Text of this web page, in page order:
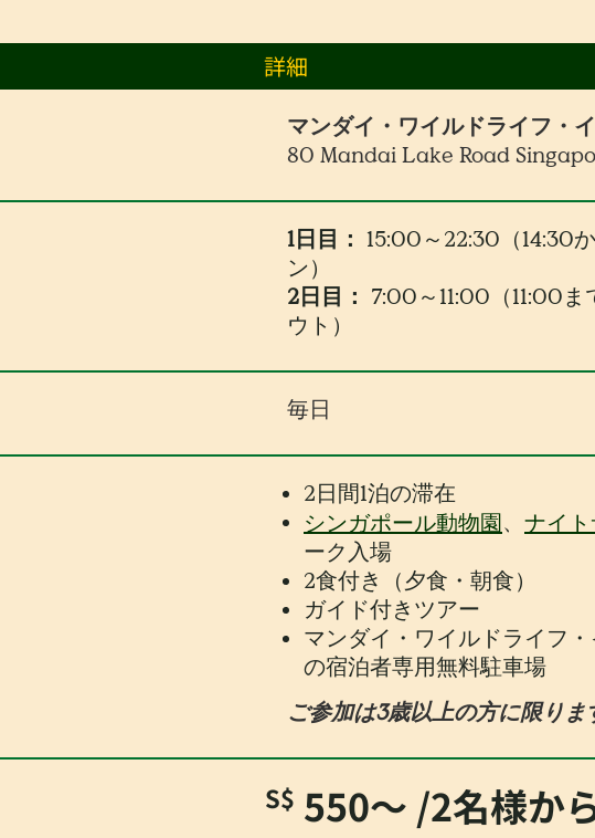
詳細
マンダイ・ワイルドライフ・
80 Mandai Lake Road
1日目： 15:00～22:30（14:30
ン）
2日目： 7:00～11:00（11:00
ウト）
毎日
2日間1泊の滞在
シンガポール動物園、 ナイト
ーク入場
2食付き（夕食・朝食）
ガイド付きツアー
マンダイ・ワイルドライフ
の宿泊者専用無料駐車場
ご参加は3歳以上の方に限りま
S$ 550〜 /2名様か